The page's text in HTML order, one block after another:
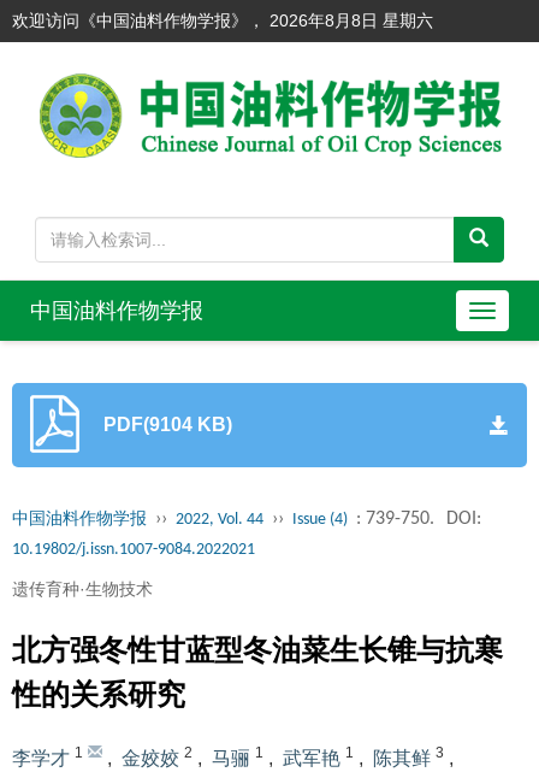
欢迎访问《中国油料作物学报》， 2026年8月8日 星期六
导
航
切
中国油料作物学报
PDF(9104 KB)
中国油料作物学报 ›› 2022, Vol. 44 ›› Issue (4) : 739-750. DOI:
10.19802/j.issn.1007-9084.2022021
遗传育种·生物技术
北方强冬性甘蓝型冬油菜生长锥与抗寒
性的关系研究
李学才 1 , 金姣姣 2 , 马骊 1 , 武军艳 1 , 陈其鲜 3 ,